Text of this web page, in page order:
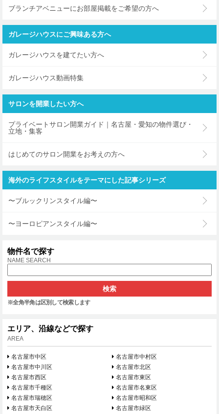
ブランチアベニューにお部屋掲載をご希望の方へ
ガレージハウスにご興味ある方へ
ガレージハウスを建てたい方へ
ガレージハウス動画特集
サロンを開業したい方へ
プライベートサロン開業ガイド｜名古屋・愛知の物件選び・
立地・集客
はじめてのサロン開業をお考えの方へ
海外のライフスタイルをテーマにした記事シリーズ
〜ブルックリンスタイル編〜
〜ヨーロピアンスタイル編〜
物件名で探す
NAME SEARCH
※全角半角は区別して検索します
エリア、沿線などで探す
AREA
名古屋市中区
名古屋市中村区
名古屋市中川区
名古屋市北区
名古屋市西区
名古屋市東区
名古屋市千種区
名古屋市名東区
名古屋市瑞穂区
名古屋市昭和区
名古屋市天白区
名古屋市緑区